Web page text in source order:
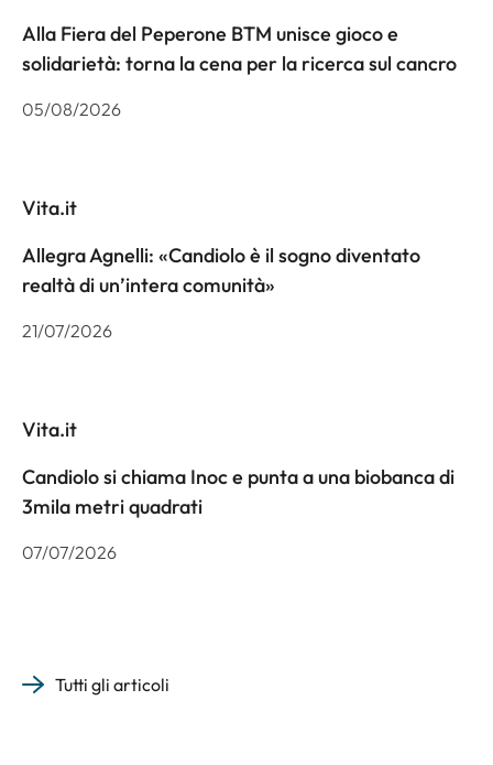
Alla Fiera del Peperone BTM unisce gioco e
solidarietà: torna la cena per la ricerca sul cancro
05/08/2026
Vita.it
Allegra Agnelli: «Candiolo è il sogno diventato
realtà di un’intera comunità»
21/07/2026
Vita.it
Candiolo si chiama Inoc e punta a una biobanca di
3mila metri quadrati
07/07/2026
Tutti gli articoli